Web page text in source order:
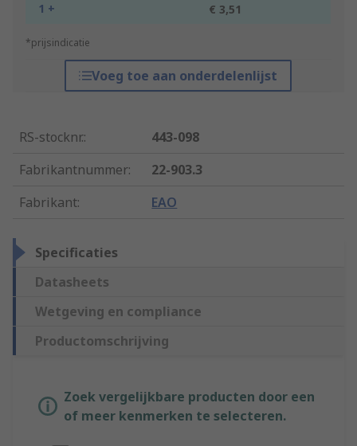
1 + € 3,51
*prijsindicatie
Voeg toe aan onderdelenlijst
RS-stocknr.:
443-098
Fabrikantnummer:
22-903.3
Fabrikant: EAO
Specificaties
Datasheets
Wetgeving en compliance
Productomschrijving
Zoek vergelijkbare producten door een
of meer kenmerken te selecteren.